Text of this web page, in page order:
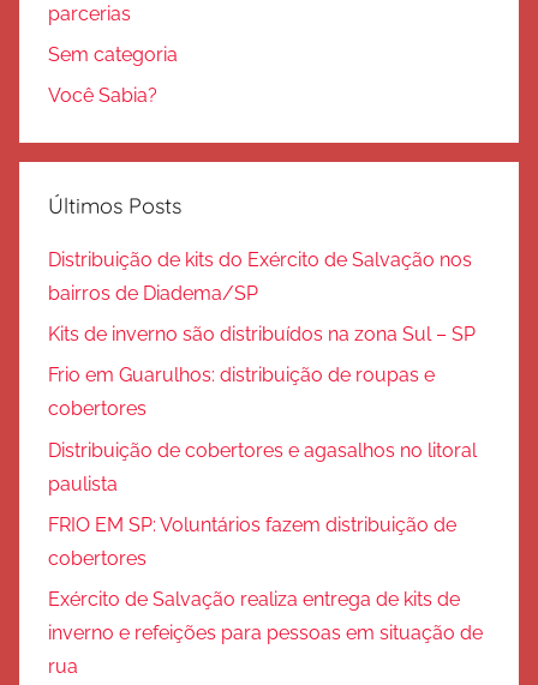
parcerias
Sem categoria
Você Sabia?
Últimos Posts
Distribuição de kits do Exército de Salvação nos
bairros de Diadema/SP
Kits de inverno são distribuídos na zona Sul – SP
Frio em Guarulhos: distribuição de roupas e
cobertores
Distribuição de cobertores e agasalhos no litoral
paulista
FRIO EM SP: Voluntários fazem distribuição de
cobertores
Exército de Salvação realiza entrega de kits de
inverno e refeições para pessoas em situação de
rua